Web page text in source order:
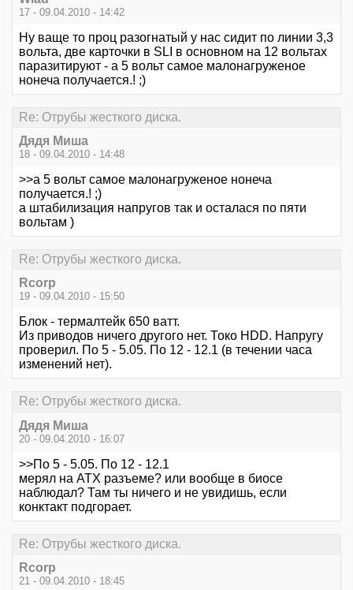
17 - 09.04.2010 - 14:42
Ну ваще то проц разогнатый у нас сидит по линии 3,3
вольта, две карточки в SLI в основном на 12 вольтах
паразитируют - а 5 вольт самое малонагруженое
нонеча получается.! ;)
Re: Отрубы жесткого диска.
Дядя Миша
18 - 09.04.2010 - 14:48
>>а 5 вольт самое малонагруженое нонеча
получается.! ;)
а штабилизация напругов так и осталася по пяти
вольтам )
Re: Отрубы жесткого диска.
Rcorp
19 - 09.04.2010 - 15:50
Блок - термалтейк 650 ватт.
Из приводов ничего другого нет. Токо HDD. Напругу
проверил. По 5 - 5.05. По 12 - 12.1 (в течении часа
изменений нет).
Re: Отрубы жесткого диска.
Дядя Миша
20 - 09.04.2010 - 16:07
>>По 5 - 5.05. По 12 - 12.1
мерял на ATX разъеме? или вообще в биосе
наблюдал? Там ты ничего и не увидишь, если
конктакт подгорает.
Re: Отрубы жесткого диска.
Rcorp
21 - 09.04.2010 - 18:45